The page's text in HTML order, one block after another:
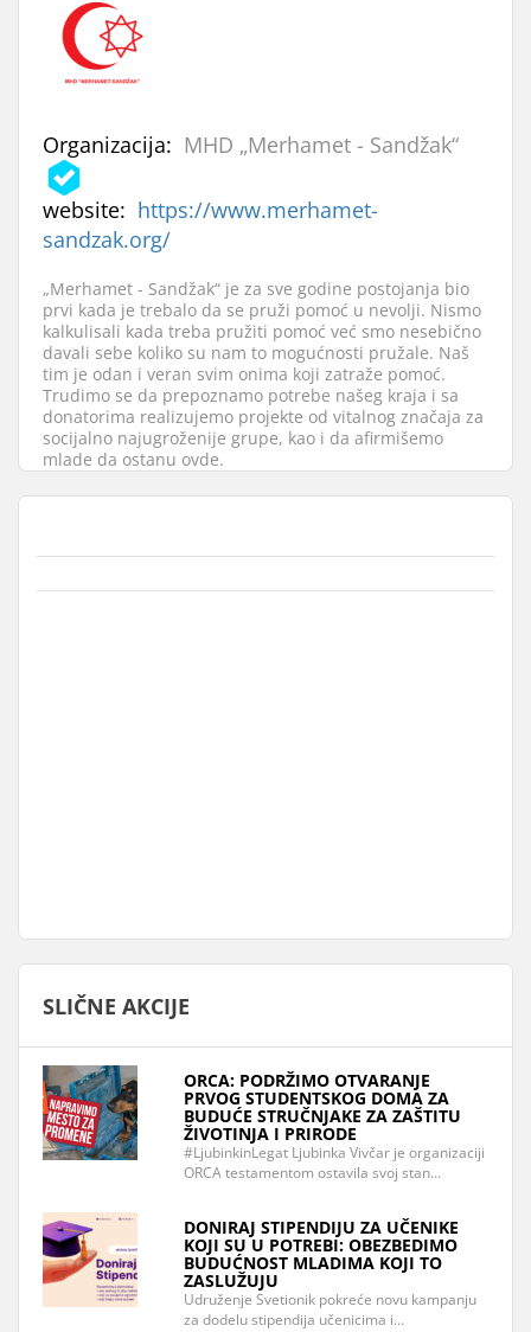
Organizacija: MHD „Merhamet - Sandžak“
website: https://www.merhamet-
sandzak.org/
„Merhamet - Sandžak“ je za sve godine postojanja bio
prvi kada je trebalo da se pruži pomoć u nevolji. Nismo
kalkulisali kada treba pružiti pomoć već smo nesebično
davali sebe koliko su nam to mogućnosti pružale. Naš
tim je odan i veran svim onima koji zatraže pomoć.
Trudimo se da prepoznamo potrebe našeg kraja i sa
donatorima realizujemo projekte od vitalnog značaja za
socijalno najugroženije grupe, kao i da afirmišemo
mlade da ostanu ovde.
SLIČNE AKCIJE
ORCA: PODRŽIMO OTVARANJE
PRVOG STUDENTSKOG DOMA ZA
BUDUĆE STRUČNJAKE ZA ZAŠTITU
ŽIVOTINJA I PRIRODE
#LjubinkinLegat Ljubinka Vivčar je organizaciji
ORCA testamentom ostavila svoj stan…
DONIRAJ STIPENDIJU ZA UČENIKE
KOJI SU U POTREBI: OBEZBEDIMO
BUDUĆNOST MLADIMA KOJI TO
ZASLUŽUJU
Udruženje Svetionik pokreće novu kampanju
za dodelu stipendija učenicima i…